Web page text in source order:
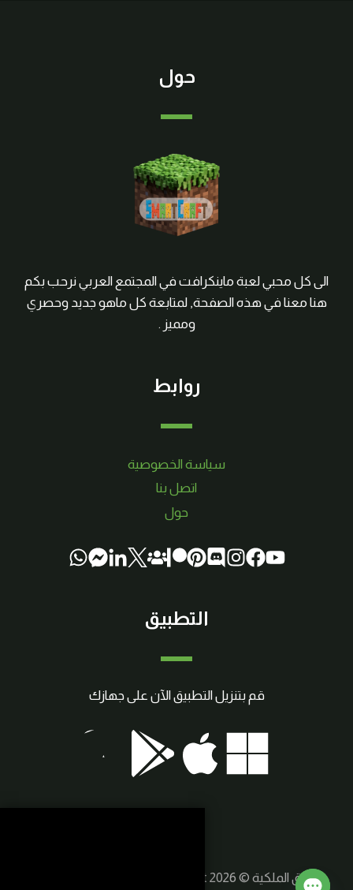
حول
الى كل محبي لعبة ماينكرافت في المجتمع العربي نرحب بكم
هنا معنا في هذه الصفحة, لمتابعة كل ماهو جديد وحصري
ومميز .
روابط
سياسة الخصوصية
اتصل بنا
حول
التطبيق
قم بتنزيل التطبيق الآن على جهازك
حقوق الملكية © 2026 SmartCraft | صنع بواسطة